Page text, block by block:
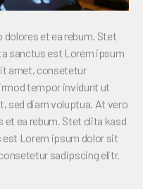
et ea rebum. Stet
sanctus est Lorem ipsum
amet, consetetur
tempor invidunt ut
sed diam voluptua. At vero
ea rebum. Stet clita kasd
est Lorem ipsum dolor sit
sadipscing elitr.